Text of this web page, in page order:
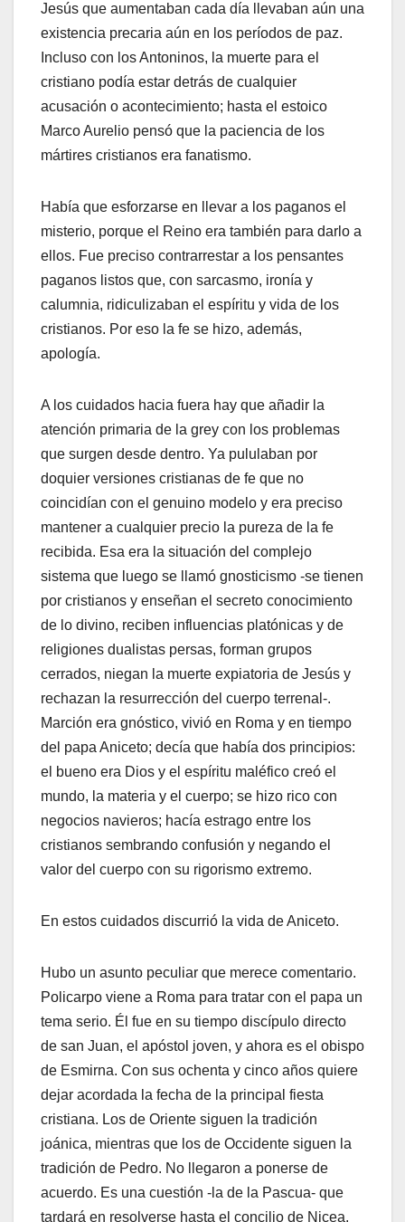
Jesús que aumentaban cada día llevaban aún una
existencia precaria aún en los períodos de paz.
Incluso con los Antoninos, la muerte para el
cristiano podía estar detrás de cualquier
acusación o acontecimiento; hasta el estoico
Marco Aurelio pensó que la paciencia de los
mártires cristianos era fanatismo.
Había que esforzarse en llevar a los paganos el
misterio, porque el Reino era también para darlo a
ellos. Fue preciso contrarrestar a los pensantes
paganos listos que, con sarcasmo, ironía y
calumnia, ridiculizaban el espíritu y vida de los
cristianos. Por eso la fe se hizo, además,
apología.
A los cuidados hacia fuera hay que añadir la
atención primaria de la grey con los problemas
que surgen desde dentro. Ya pululaban por
doquier versiones cristianas de fe que no
coincidían con el genuino modelo y era preciso
mantener a cualquier precio la pureza de la fe
recibida. Esa era la situación del complejo
sistema que luego se llamó gnosticismo -se tienen
por cristianos y enseñan el secreto conocimiento
de lo divino, reciben influencias platónicas y de
religiones dualistas persas, forman grupos
cerrados, niegan la muerte expiatoria de Jesús y
rechazan la resurrección del cuerpo terrenal-.
Marción era gnóstico, vivió en Roma y en tiempo
del papa Aniceto; decía que había dos principios:
el bueno era Dios y el espíritu maléfico creó el
mundo, la materia y el cuerpo; se hizo rico con
negocios navieros; hacía estrago entre los
cristianos sembrando confusión y negando el
valor del cuerpo con su rigorismo extremo.
En estos cuidados discurrió la vida de Aniceto.
Hubo un asunto peculiar que merece comentario.
Policarpo viene a Roma para tratar con el papa un
tema serio. Él fue en su tiempo discípulo directo
de san Juan, el apóstol joven, y ahora es el obispo
de Esmirna. Con sus ochenta y cinco años quiere
dejar acordada la fecha de la principal fiesta
cristiana. Los de Oriente siguen la tradición
joánica, mientras que los de Occidente siguen la
tradición de Pedro. No llegaron a ponerse de
acuerdo. Es una cuestión -la de la Pascua- que
tardará en resolverse hasta el concilio de Nicea.